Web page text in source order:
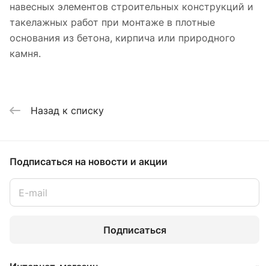
навесных элементов строительных конструкций и
такелажных работ при монтаже в плотные
основания из бетона, кирпича или природного
камня.
Назад к списку
Подписаться на новости и акции
Подписаться